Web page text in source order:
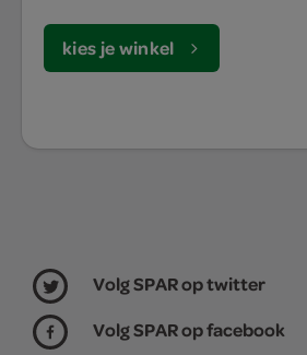
kies je winkel
Volg SPAR op twitter
Volg SPAR op facebook